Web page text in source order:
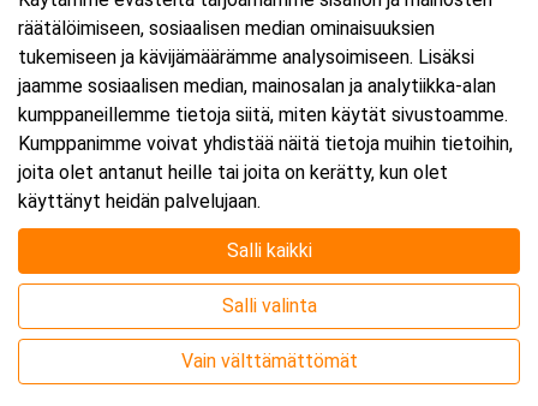
räätälöimiseen, sosiaalisen median ominaisuuksien
tukemiseen ja kävijämäärämme analysoimiseen. Lisäksi
jaamme sosiaalisen median, mainosalan ja analytiikka-alan
kumppaneillemme tietoja siitä, miten käytät sivustoamme.
Kumppanimme voivat yhdistää näitä tietoja muihin tietoihin,
joita olet antanut heille tai joita on kerätty, kun olet
käyttänyt heidän palvelujaan.
Salli kaikki
Salli valinta
Vain välttämättömät